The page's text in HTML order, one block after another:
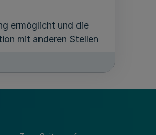
ermöglicht und die
mit anderen Stellen
ermöglichen wollen